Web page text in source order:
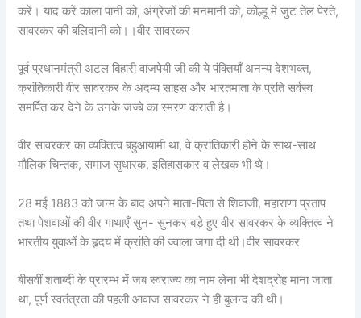
करें। याद करें काला पानी को, अंग्रेजों की मनमानी को, कोल्हू में जुट तेल पेरते,
सावरकर की बलिदानी को।।वीर सावरकर
पूर्व प्रधानमंत्री अटल बिहारी वाजपेयी जी की ये पंक्तियाँ अनन्य देशभक्त,
क्रांतिकारी वीर सावरकर के अदम्य साहस और भारतमाता के प्रति सर्वस्व
समर्पित कर देने के उनके जज्बे का स्मरण कराती है।
वीर सावरकर का व्यक्तित्व बहुआयामी था, वे क्रांतिकारी होने के साथ-साथ
मौलिक चिन्तक, समाज सुधारक, इतिहासकार व लेखक भी थे।
28 मई 1883 को जन्म के बाद अपने माता-पिता से शिवाजी, महाराणा प्रताप
तथा पेशवाओं की वीर गाथाएँ सुन- सुनकर बड़े हुए वीर सावरकर के व्यक्तित्व ने
भारतीय युवाओं के हृदय में क्रांति की ज्वाला जगा दी थी।वीर सावरकर
बीसवीं शताब्दी के प्रारम्भ में जब स्वराज्य का नाम लेना भी देशद्रोह माना जाता
था, पूर्ण स्वतंत्रता की पहली आवाज सावरकर ने ही बुलन्द की थी।